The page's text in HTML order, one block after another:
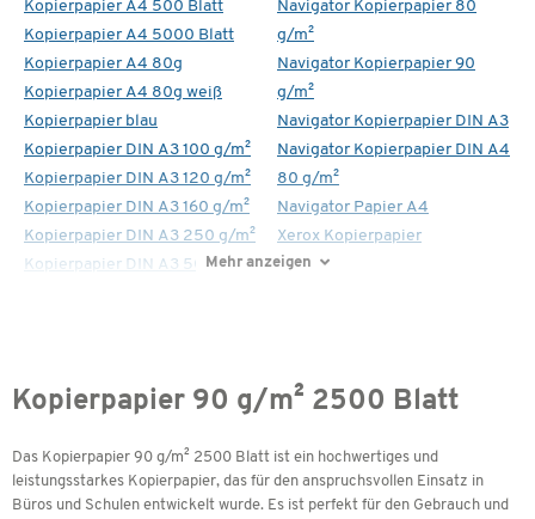
Kopierpapier A4 500 Blatt
Kopierpapier A4 5000 Blatt
Kopierpapier A4 80g
Kopierpapier A4 80g weiß
Kopierpapier blau
Kopierpapier DIN A3 100 g/m²
Kopierpapier DIN A3 120 g/m²
Kopierpapier DIN A3 160 g/m²
Kopierpapier DIN A3 250 g/m²
Kopierpapier DIN A3 500 Blatt
Navigator Kopierpapier 80
g/m²
Navigator Kopierpapier 90
g/m²
Navigator Kopierpapier DIN A3
Navigator Kopierpapier DIN A4
80 g/m²
Navigator Papier A4
Xerox Kopierpapier
Mehr anzeigen
Kopierpapier 90 g/m² 2500 Blatt
Das Kopierpapier 90 g/m² 2500 Blatt ist ein hochwertiges und
leistungsstarkes Kopierpapier, das für den anspruchsvollen Einsatz in
Büros und Schulen entwickelt wurde. Es ist perfekt für den Gebrauch und